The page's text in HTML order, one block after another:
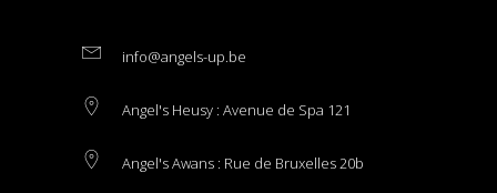
info@angels-up.be
Angel's Heusy : Avenue de Spa 121
Angel's Awans : Rue de Bruxelles 20b